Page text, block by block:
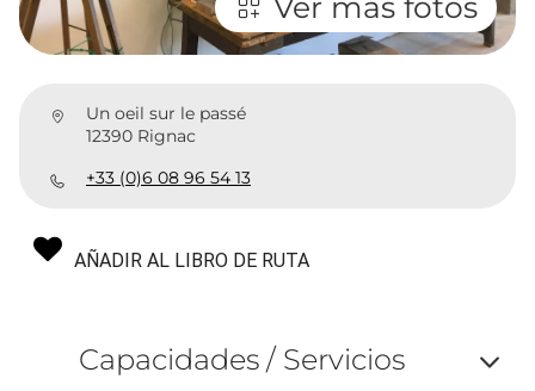
Ver más fotos
Un oeil sur le passé
12390 Rignac
+33 (0)6 08 96 54 13
AÑADIR AL LIBRO DE RUTA
Capacidades / Servicios